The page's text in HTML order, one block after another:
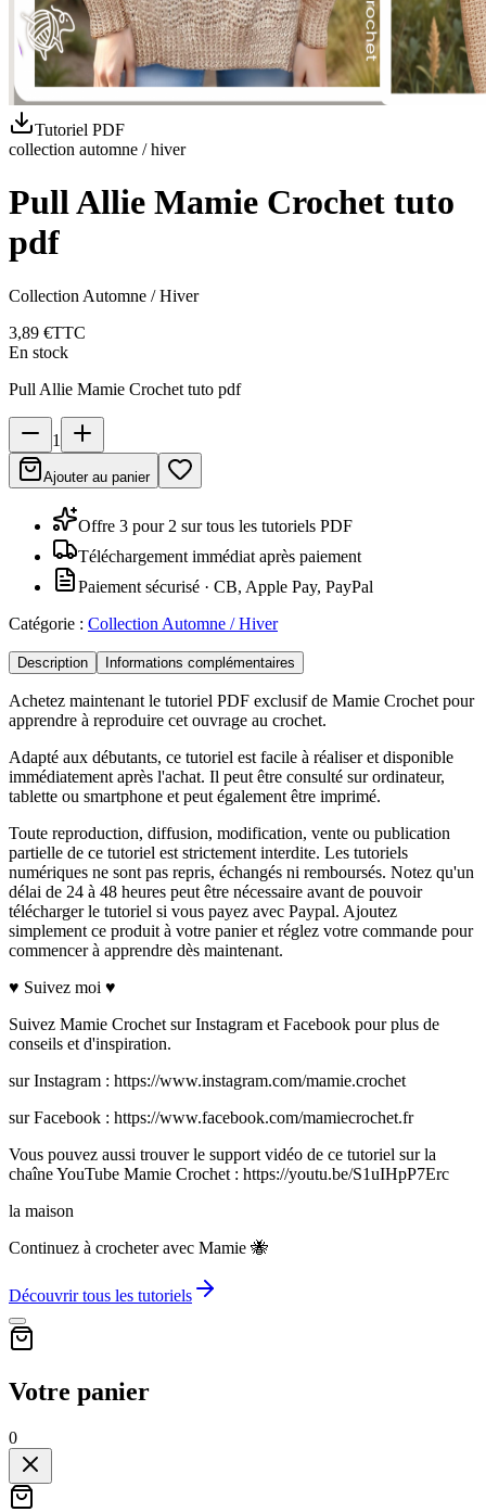
Tutoriel PDF
collection automne / hiver
Pull Allie Mamie Crochet tuto
pdf
Collection Automne / Hiver
3,89 €TTC
En stock
Pull Allie Mamie Crochet tuto pdf
1
Ajouter au panier
Offre 3 pour 2 sur tous les tutoriels PDF
Téléchargement immédiat après paiement
Paiement sécurisé · CB, Apple Pay, PayPal
Catégorie : Collection Automne / Hiver
Description Informations complémentaires
Achetez maintenant le tutoriel PDF exclusif de Mamie Crochet pour
apprendre à reproduire cet ouvrage au crochet.
Adapté aux débutants, ce tutoriel est facile à réaliser et disponible
immédiatement après l'achat. Il peut être consulté sur ordinateur,
tablette ou smartphone et peut également être imprimé.
Toute reproduction, diffusion, modification, vente ou publication
partielle de ce tutoriel est strictement interdite. Les tutoriels
numériques ne sont pas repris, échangés ni remboursés. Notez qu'un
délai de 24 à 48 heures peut être nécessaire avant de pouvoir
télécharger le tutoriel si vous payez avec Paypal. Ajoutez
simplement ce produit à votre panier et réglez votre commande pour
commencer à apprendre dès maintenant.
♥ Suivez moi ♥
Suivez Mamie Crochet sur Instagram et Facebook pour plus de
conseils et d'inspiration.
sur Instagram : https://www.instagram.com/mamie.crochet
sur Facebook : https://www.facebook.com/mamiecrochet.fr
Vous pouvez aussi trouver le support vidéo de ce tutoriel sur la
chaîne YouTube Mamie Crochet : https://youtu.be/S1uIHpP7Erc
la maison
Continuez à crocheter avec Mamie 🐝
Découvrir tous les tutoriels
Votre panier
0